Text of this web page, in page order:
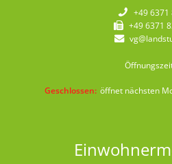
+49 6371
+49 6371
Klicken, um weitere Öffnungs-
Geschlossen: öffnet nächsten